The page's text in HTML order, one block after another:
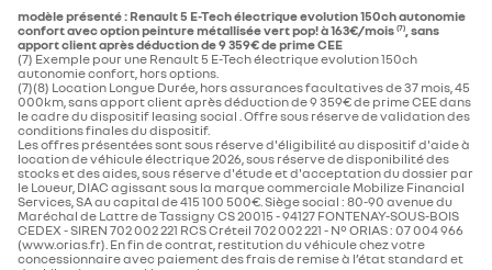
modèle présenté : Renault 5 E-Tech électrique evolution 150ch autonomie
confort​ avec option peinture métallisée vert pop! à 163€/mois (7), sans
apport client après déduction de 9 359€ de prime CEE
(7) Exemple pour une Renault 5 E-Tech électrique evolution 150ch
autonomie confort​, hors options.
(7)(8) Location Longue Durée, hors assurances facultatives de 37 mois, 45
000km, sans apport client après déduction de 9 359€ de prime CEE dans
le cadre du dispositif leasing social . Offre sous réserve de validation des
conditions finales du dispositif.
Les offres présentées sont sous réserve d'éligibilité au dispositif d'aide à
location de véhicule électrique 2026, sous réserve de disponibilité des
stocks et des aides, sous réserve d'étude et d'acceptation du dossier par
le Loueur, DIAC agissant sous la marque commerciale Mobilize Financial
Services, SA au capital de 415 100 500€. Siège social : 80-90 avenue du
Maréchal de Lattre de Tassigny CS 20015 - 94127 FONTENAY-SOUS-BOIS
CEDEX - SIREN 702 002 221 RCS Créteil 702 002 221 - N° ORIAS : 07 004 966
(www.orias.fr). En fin de contrat, restitution du véhicule chez votre
concessionnaire avec paiement des frais de remise à l’état standard et